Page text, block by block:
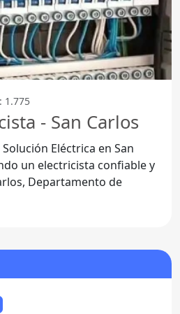
1.775
- San Carlos
Eléctrica en San
Departamento de